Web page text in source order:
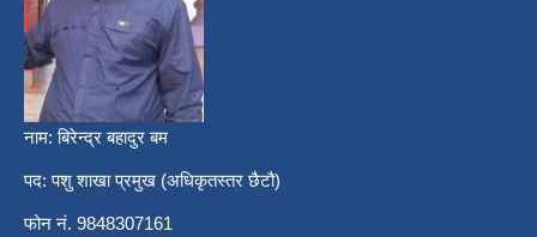
नाम: बिरेन्द्र बहादुर बम
पद: पशु शाखा प्रमुख (अधिकृतस्तर छैटौ)
फोन नं. 9848307161